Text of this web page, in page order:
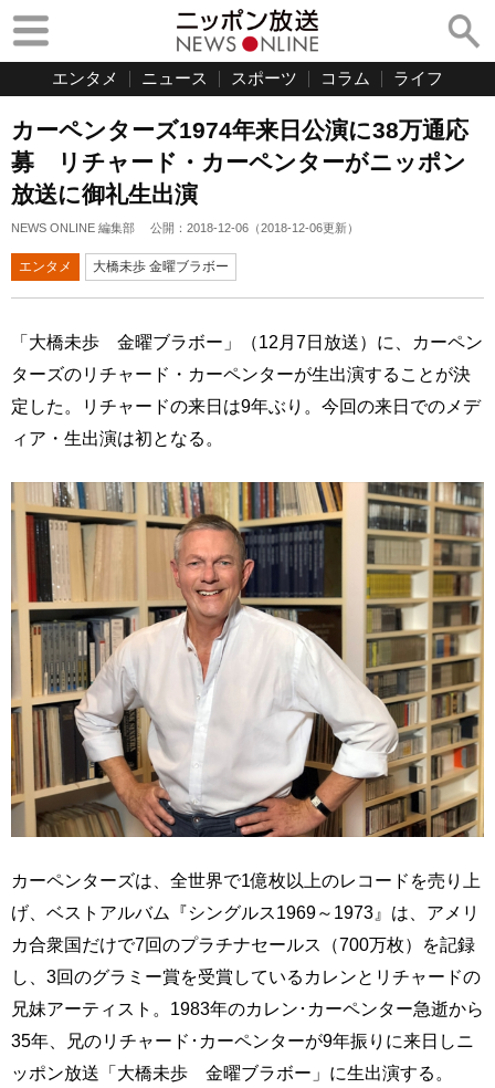
エンタメ ニュース スポーツ コラム ライフ
カーペンターズ1974年来日公演に38万通応
募 リチャード・カーペンターがニッポン
放送に御礼生出演
NEWS ONLINE 編集部 公開： 2018-12-06 （2018-12-06更新）
エンタメ 大橋未歩 金曜ブラボー
「大橋未歩 金曜ブラボー」（12月7日放送）に、カーペン
ターズのリチャード・カーペンターが生出演することが決
定した。リチャードの来日は9年ぶり。今回の来日でのメデ
ィア・生出演は初となる。
カーペンターズは、全世界で1億枚以上のレコードを売り上
げ、ベストアルバム『シングルス1969～1973』は、アメリ
カ合衆国だけで7回のプラチナセールス（700万枚）を記録
し、3回のグラミー賞を受賞しているカレンとリチャードの
兄妹アーティスト。1983年のカレン･カーペンター急逝から
35年、兄のリチャード･カーペンターが9年振りに来日しニ
ッポン放送「大橋未歩 金曜ブラボー」に生出演する。